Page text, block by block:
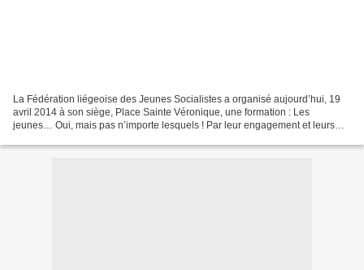
La Fédération liégeoise des Jeunes Socialistes a organisé aujourd’hui, 19
avril 2014 à son siège, Place Sainte Véronique, une formation : Les
jeunes… Oui, mais pas n’importe lesquels ! Par leur engagement et leurs